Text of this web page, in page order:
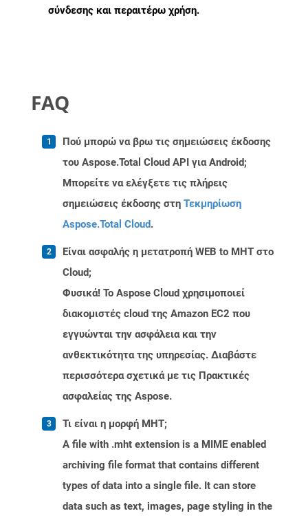
σύνδεσης και περαιτέρω χρήση.
FAQ
Πού μπορώ να βρω τις σημειώσεις έκδοσης
του Aspose.Total Cloud API για Android;
Μπορείτε να ελέγξετε τις πλήρεις
σημειώσεις έκδοσης στη Τεκμηρίωση
Aspose.Total Cloud.
Είναι ασφαλής η μετατροπή WEB to MHT στο
Cloud;
Φυσικά! Το Aspose Cloud χρησιμοποιεί
διακομιστές cloud της Amazon EC2 που
εγγυώνται την ασφάλεια και την
ανθεκτικότητα της υπηρεσίας. Διαβάστε
περισσότερα σχετικά με τις Πρακτικές
ασφαλείας της Aspose.
Τι είναι η μορφή MHT;
A file with .mht extension is a MIME enabled
archiving file format that contains different
types of data into a single file. It can store
data such as text, images, page styling in the